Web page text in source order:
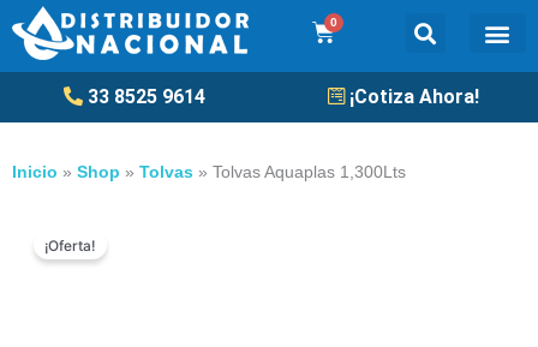
al
contenido
0
Cart
33 8525 9614 ¡Cotiza Ahora!
Inicio » Shop » Tolvas » Tolvas Aquaplas 1,300Lts
¡Oferta!